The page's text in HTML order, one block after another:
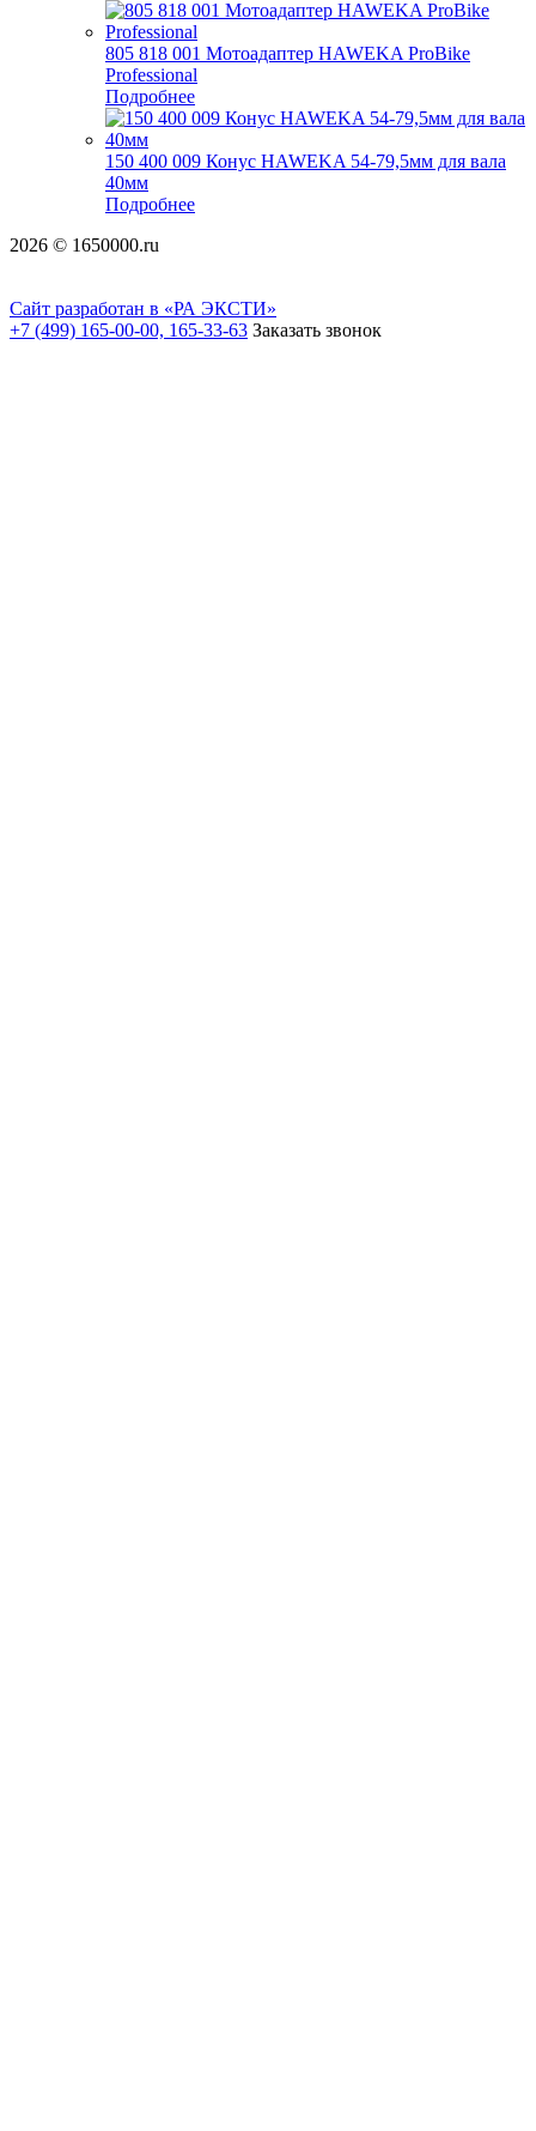
805 818 001 Мотоадаптер HAWEKA ProBike
Professional
Подробнее
150 400 009 Конус HAWEKA 54-79,5мм для вала
40мм
Подробнее
2026 © 1650000.ru
Сайт разработан в «РА ЭКСТИ»
+7 (499) 165-00-00, 165-33-63 Заказать звонок